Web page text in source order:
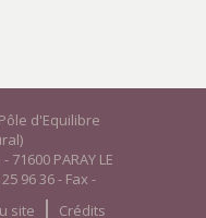
d'Equilibre
PARAY LE
96 36 - Fax -
site Crédits